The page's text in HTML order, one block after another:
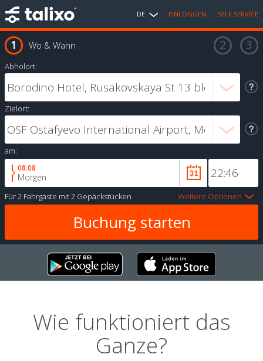
DE EINLOGGEN SELF SERVICE
Wo & Wann
Abholort:
Zielort:
am:
08.08
Morgen
Für2 Fahrgäste mit2 Gepäckstücken Weitere Optionen
Wie funktioniert das
Ganze?